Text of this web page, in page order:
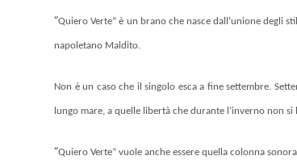
“Quiero Verte” è un brano che nasce dall’unione degli
napoletano Maldito.
Non è un caso che il singolo esca a fine settembre.
lungo mare, a quelle libertà che durante l’inverno non si
“Quiero Verte” vuole anche essere quella colonna